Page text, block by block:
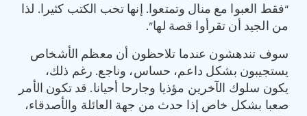
“فقط العبوا مع منال وتمتعوا. إنها تحب الكتب كثيرا. لذا
من الجيد أن تقرأوا قصة لها”.
سوف تندهشون عندما تلاحظون أن معظم الأشخاص
يستجيبون بشكل داعم، حساس، وناجع. رغم ذلك،
يكون سلوك الآخرين مؤذيا وجارحا أحيانا. قد تكون الأمر
صعبا بشكل خاص إذا حدث من جهة العائلة والأصدقاء،